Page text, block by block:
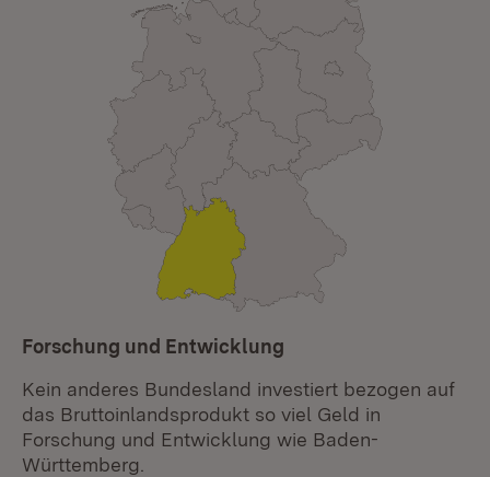
Forschung und Entwicklung
Kein anderes Bundesland investiert bezogen auf
das Bruttoinlandsprodukt so viel Geld in
Forschung und Entwicklung wie Baden-
Württemberg.